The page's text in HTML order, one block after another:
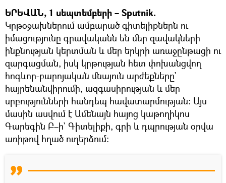
ԵՐԵՎԱՆ, 1 սեպտեմբերի – Sputnik.
Կրթօջախներում ամբարած գիտելիքներն ու
իմացությունը գրավականն են մեր զավակների
ինքնության կերտման և մեր երկրի առաջընթացի ու
զարգացման, իսկ կրթության հետ փոխանցվող
հոգևոր-բարոյական մնայուն արժեքները`
հայրենանվիրումի, ազգասիրության և մեր
սրբությունների հանդեպ հավատարմության: Այս
մասին ասվում է Ամենայն հայոց կաթողիկոս
Գարեգին Բ–ի` Գիտելիքի, գրի և դպրության օրվա
առիթով հղած ուղերձում։